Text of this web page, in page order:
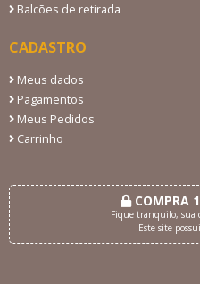
Balcões de retirada
CADASTRO
Meus dados
Pagamentos
Meus Pedidos
Carrinho
COMPRA
Fique tranquilo, sua
Este site